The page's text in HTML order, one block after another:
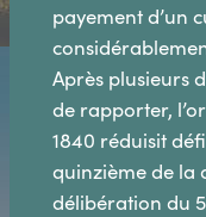
payement d’un
Après plusieurs
de rapporter,
1840 réduisit
quinzième de la
délibération du